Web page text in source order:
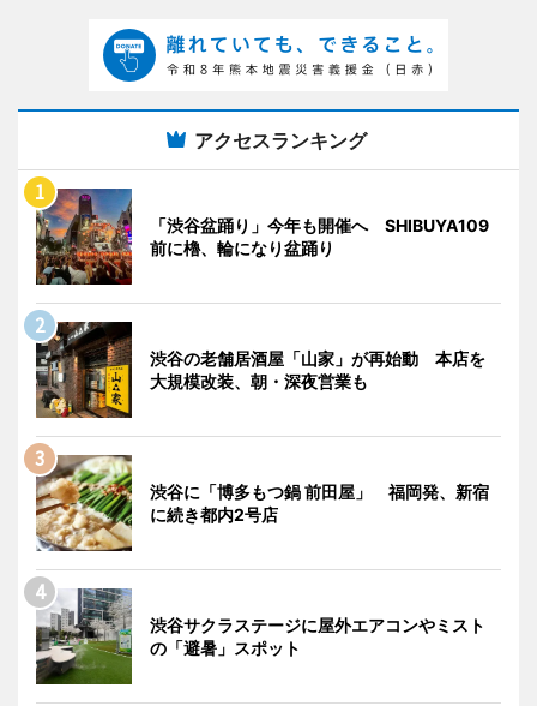
アクセスランキング
「渋谷盆踊り」今年も開催へ SHIBUYA109
前に櫓、輪になり盆踊り
渋谷の老舗居酒屋「山家」が再始動 本店を
大規模改装、朝・深夜営業も
渋谷に「博多もつ鍋 前田屋」 福岡発、新宿
に続き都内2号店
渋谷サクラステージに屋外エアコンやミスト
の「避暑」スポット